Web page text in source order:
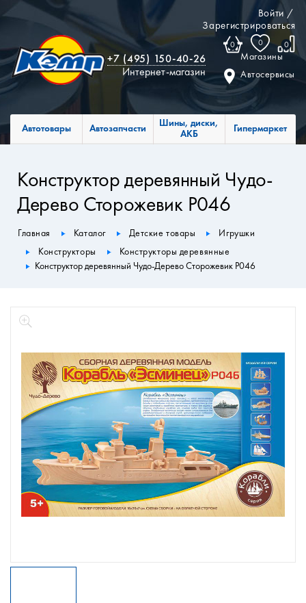
Войти /
Зарегистрироваться
0 0 0
Магазины
Автосервисы
+7 (495) 150-40-26
Интернет-магазин
Автотовары Автозапчасти
Шины, диски,
АКБ
Гипермаркет
Конструктор деревянный Чудо-
Дерево Сторожевик P046
Главная Каталог Детские товары
Игрушки
Конструкторы
Конструкторы деревянные
Конструктор деревянный Чудо-Дерево Сторожевик P046